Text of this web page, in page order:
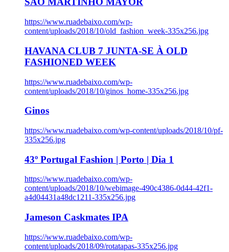
https://www.ruadebaixo.com/wp-
content/uploads/2018/10/old_fashion_week-335x256.jpg
HAVANA CLUB 7 JUNTA-SE À OLD
FASHIONED WEEK
https://www.ruadebaixo.com/wp-
content/uploads/2018/10/ginos_home-335x256.jpg
Ginos
https://www.ruadebaixo.com/wp-content/uploads/2018/10/pf-
335x256.jpg
43º Portugal Fashion | Porto | Dia 1
https://www.ruadebaixo.com/wp-
content/uploads/2018/10/webimage-490c4386-0d44-42f1-
a4d04431a48dc1211-335x256.jpg
Jameson Caskmates IPA
https://www.ruadebaixo.com/wp-
content/uploads/2018/09/rotatapas-335x256.jpg